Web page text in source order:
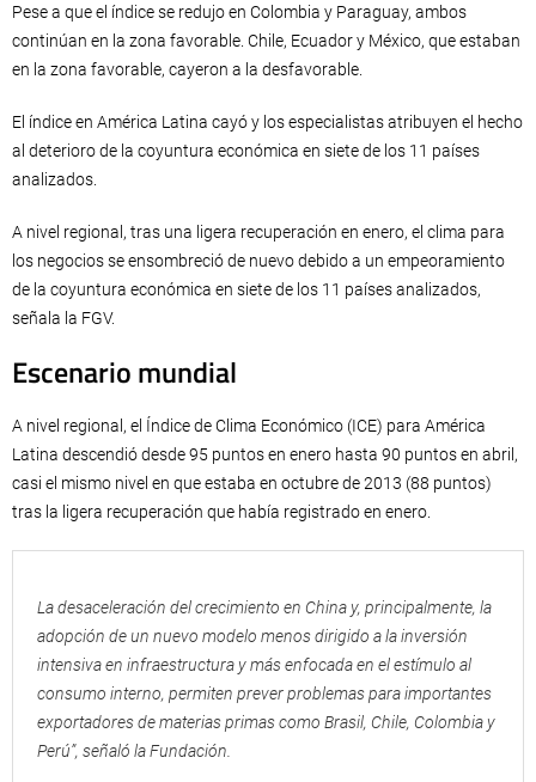
Pese a que el índice se redujo en Colombia y Paraguay, ambos
continúan en la zona favorable. Chile, Ecuador y México, que estaban
en la zona favorable, cayeron a la desfavorable.
El índice en América Latina cayó y los especialistas atribuyen el hecho
al deterioro de la coyuntura económica en siete de los 11 países
analizados.
A nivel regional, tras una ligera recuperación en enero, el clima para
los negocios se ensombreció de nuevo debido a un empeoramiento
de la coyuntura económica en siete de los 11 países analizados,
señala la FGV.
Escenario mundial
A nivel regional, el Índice de Clima Económico (ICE) para América
Latina descendió desde 95 puntos en enero hasta 90 puntos en abril,
casi el mismo nivel en que estaba en octubre de 2013 (88 puntos)
tras la ligera recuperación que había registrado en enero.
La desaceleración del crecimiento en China y, principalmente, la
adopción de un nuevo modelo menos dirigido a la inversión
intensiva en infraestructura y más enfocada en el estímulo al
consumo interno, permiten prever problemas para importantes
exportadores de materias primas como Brasil, Chile, Colombia y
Perú”, señaló la Fundación.